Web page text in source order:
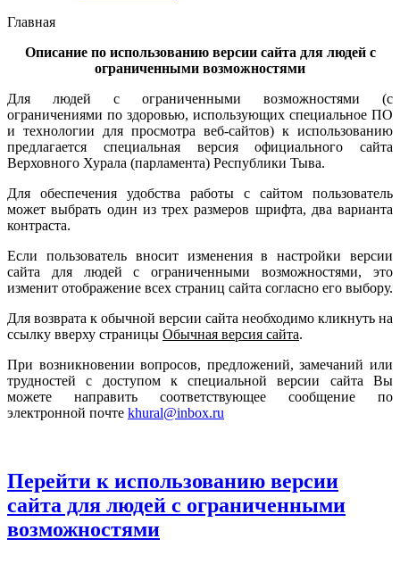
Главная
Описание по использованию версии сайта для людей с
ограниченными возможностями
Для людей с ограниченными возможностями (с
ограничениями по здоровью, использующих специальное ПО
и технологии для просмотра веб-сайтов) к использованию
предлагается специальная версия официального сайта
Верховного Хурала (парламента) Республики Тыва.
Для обеспечения удобства работы с сайтом пользователь
может выбрать один из трех размеров шрифта, два варианта
контраста.
Если пользователь вносит изменения в настройки версии
сайта для людей с ограниченными возможностями, это
изменит отображение всех страниц сайта согласно его выбору.
Для возврата к обычной версии сайта необходимо кликнуть на
ссылку вверху страницы Обычная версия сайта.
При возникновении вопросов, предложений, замечаний или
трудностей с доступом к специальной версии сайта Вы
можете направить соответствующее сообщение по
электронной почте khural@inbox.ru
Перейти к использованию версии
сайта для людей с ограниченными
возможностями